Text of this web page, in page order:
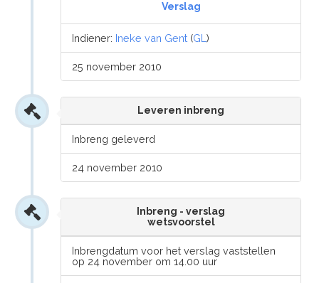
Verslag
Indiener: Ineke van Gent (GL)
25 november 2010
Leveren inbreng
Inbreng geleverd
24 november 2010
Inbreng - verslag
wetsvoorstel
Inbrengdatum voor het verslag vaststellen
op 24 november om 14.00 uur